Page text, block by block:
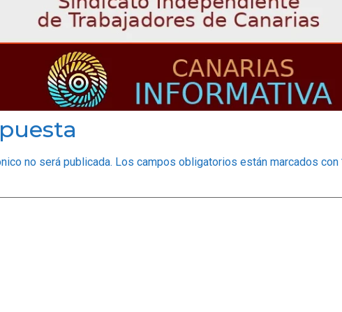
no será publicada. Los campos obligatorios están marcados con